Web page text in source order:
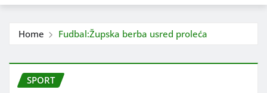
Home Fudbal:Župska berba usred proleća
SPORT